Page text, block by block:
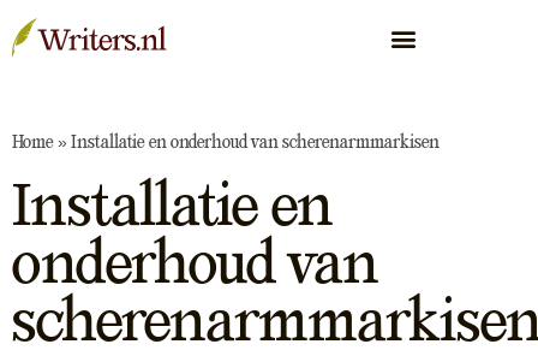
Home » Installatie en onderhoud van scherenarmmarkisen
Installatie en
onderhoud van